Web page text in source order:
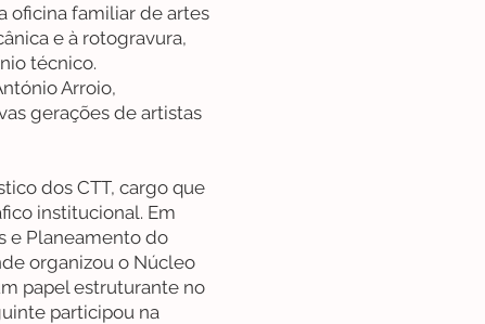
oficina familiar de artes
e à rotogravura,
técnico.
Arroio,
gerações de artistas
dos CTT, cargo que
institucional. Em
e Planeamento do
organizou o Núcleo
papel estruturante no
participou na